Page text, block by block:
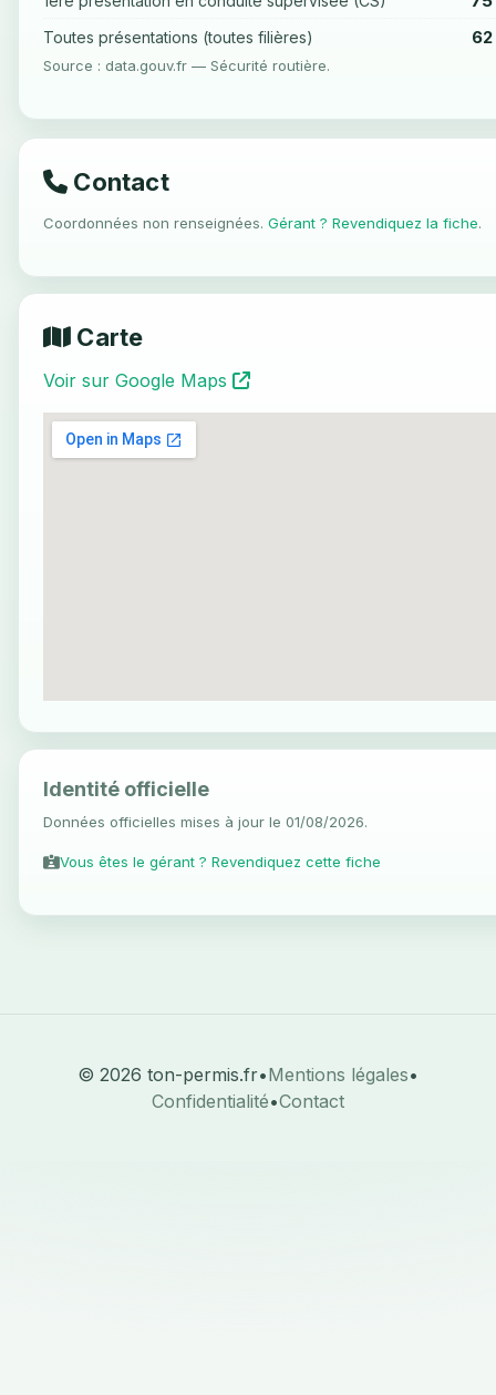
Toutes présentations (toutes filières)
Source : data.gouv.fr — Sécurité routière.
Contact
Coordonnées non renseignées. Gérant ? Revendiquez la fiche.
Carte
Voir sur Google Maps
Identité officielle
Données officielles mises à jour le 01/08/2026.
Vous êtes le gérant ? Revendiquez cette fiche
© 2026 ton-permis.fr•Mentions légales•
Confidentialité•Contact